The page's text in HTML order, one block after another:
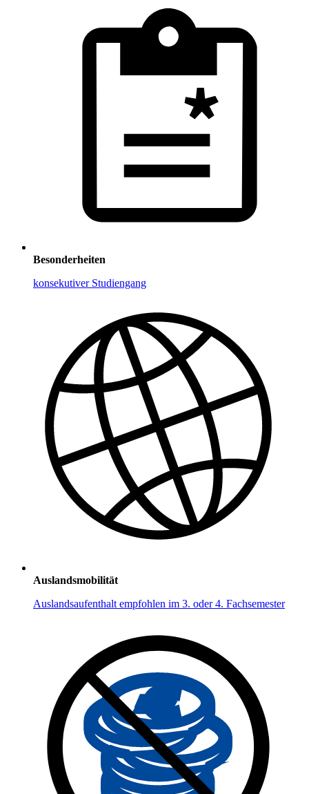
Besonderheiten
konsekutiver Studiengang
Auslandsmobilität
Auslandsaufenthalt empfohlen im 3. oder 4. Fachsemester